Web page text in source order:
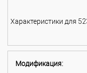
Характеристики для
Модификация: